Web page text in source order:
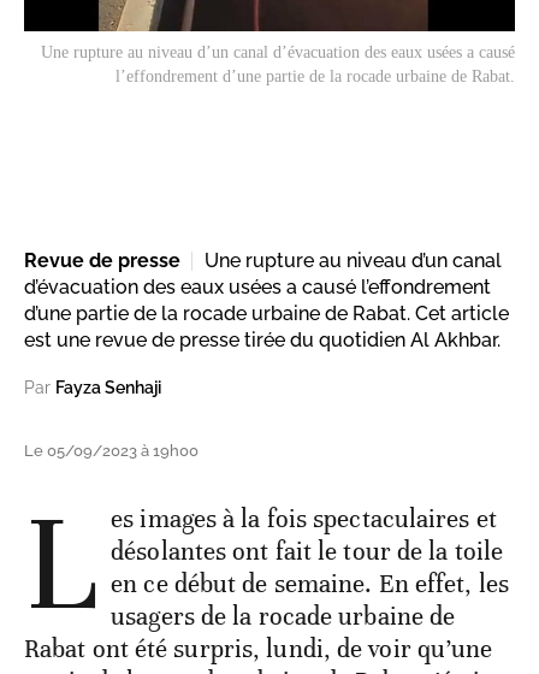
Une rupture au niveau d’un canal d’évacuation des eaux usées a causé
l’effondrement d’une partie de la rocade urbaine de Rabat.
Revue de presse
Une rupture au niveau d’un canal
d’évacuation des eaux usées a causé l’effondrement
d’une partie de la rocade urbaine de Rabat. Cet article
est une revue de presse tirée du quotidien Al Akhbar.
Par Fayza Senhaji
Le 05/09/2023 à 19h00
L es images à la fois spectaculaires et
désolantes ont fait le tour de la toile
en ce début de semaine. En effet, les
usagers de la rocade urbaine de
Rabat ont été surpris, lundi, de voir qu’une